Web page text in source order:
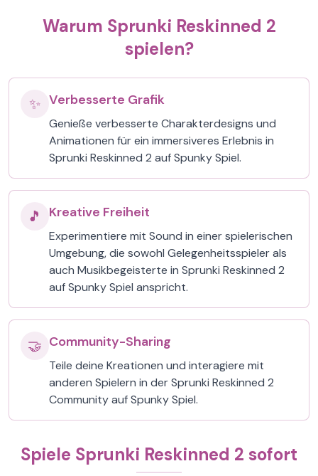
Warum Sprunki Reskinned 2
spielen?
✨ Verbesserte Grafik
Genieße verbesserte Charakterdesigns und
Animationen für ein immersiveres Erlebnis in
Sprunki Reskinned 2 auf Spunky Spiel.
🎵 Kreative Freiheit
Experimentiere mit Sound in einer spielerischen
Umgebung, die sowohl Gelegenheitsspieler als
auch Musikbegeisterte in Sprunki Reskinned 2
auf Spunky Spiel anspricht.
🤝 Community-Sharing
Teile deine Kreationen und interagiere mit
anderen Spielern in der Sprunki Reskinned 2
Community auf Spunky Spiel.
Spiele Sprunki Reskinned 2 sofort